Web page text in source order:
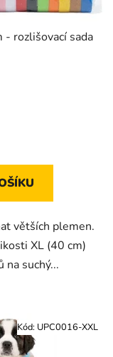
- rozlišovací sada
větších plemen.
XL (40 cm)
na suchý...
Kód: UPC0016-XXL